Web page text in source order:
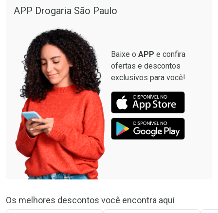
APP Drogaria São Paulo
Baixe o APP e confira
ofertas e descontos
exclusivos para você!
Os melhores descontos você encontra aqui